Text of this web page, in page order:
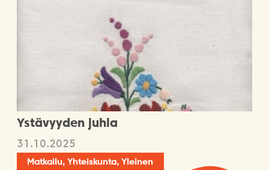
Ystävyyden juhla
31.10.2025
Matkailu, Yhteiskunta, Yleinen